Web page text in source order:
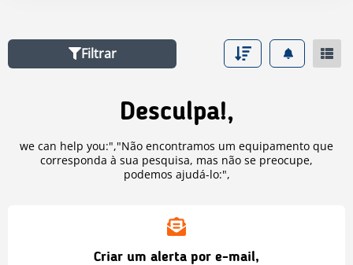
Filtrar
Desculpa!,
we can help you:","Não encontramos um equipamento que
corresponda à sua pesquisa, mas não se preocupe,
podemos ajudá-lo:",
Criar um alerta por e-mail,